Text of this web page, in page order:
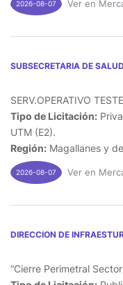
2026-08-07 Ver en
SUBSECRETARIA DE
SERV.OPERATIVO
Tipo de Licitación:
UTM (E2).
Región: Magallanes y
2026-08-07 Ver en
DIRECCION DE
“Cierre Perimetral